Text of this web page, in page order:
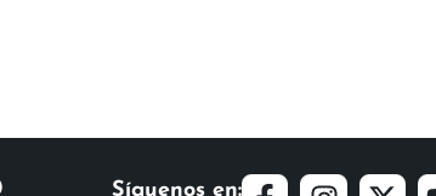
Síguenos en: